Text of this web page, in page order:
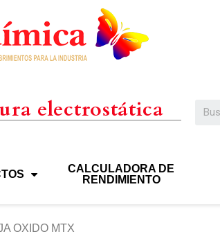
electrostática
CALCULADORA DE
RENDIMIENTO
OXIDO MTX